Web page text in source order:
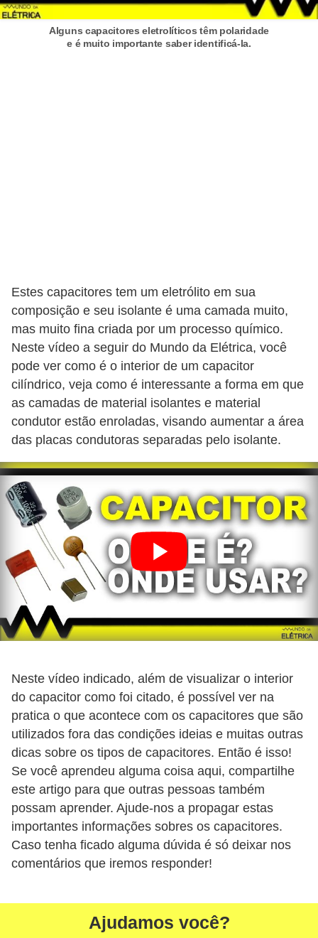
Alguns capacitores eletrolíticos têm polaridade
e é muito importante saber identificá-la.
Estes capacitores tem um eletrólito em sua
composição e seu isolante é uma camada muito,
mas muito fina criada por um processo químico.
Neste vídeo a seguir do Mundo da Elétrica, você
pode ver como é o interior de um capacitor
cilíndrico, veja como é interessante a forma em que
as camadas de material isolantes e material
condutor estão enroladas, visando aumentar a área
das placas condutoras separadas pelo isolante.
Neste vídeo indicado, além de visualizar o interior
do capacitor como foi citado, é possível ver na
pratica o que acontece com os capacitores que são
utilizados fora das condições ideias e muitas outras
dicas sobre os tipos de capacitores. Então é isso!
Se você aprendeu alguma coisa aqui, compartilhe
este artigo para que outras pessoas também
possam aprender. Ajude-nos a propagar estas
importantes informações sobres os capacitores.
Caso tenha ficado alguma dúvida é só deixar nos
comentários que iremos responder!
Ajudamos você?
a
a
r
e
s
i
d
e
n
c
i
a
l
I
t
r
m
e
n
t
o
s
d
m
d